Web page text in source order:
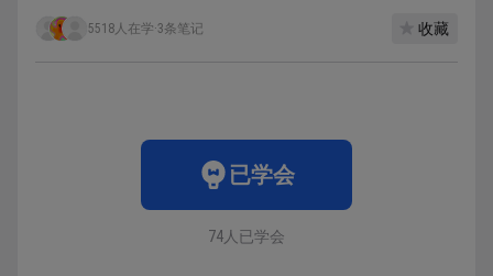
5518人在学·3条笔记 收藏
已学会
74人已学会